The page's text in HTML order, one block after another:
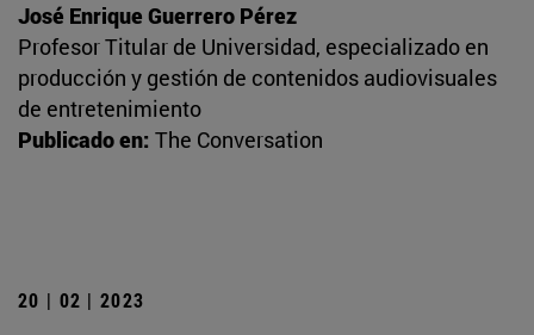
José Enrique Guerrero Pérez
Profesor Titular de Universidad, especializado en
producción y gestión de contenidos audiovisuales
de entretenimiento
Publicado en: The Conversation
20 | 02 | 2023